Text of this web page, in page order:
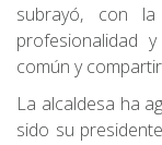
subrayó, con
profesionalidad
común y
La alcaldesa ha
sido su